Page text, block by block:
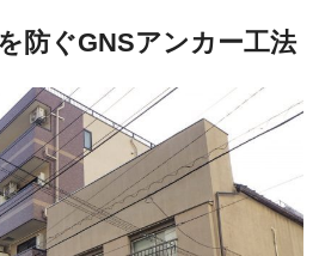
防ぐGNSアンカー工法